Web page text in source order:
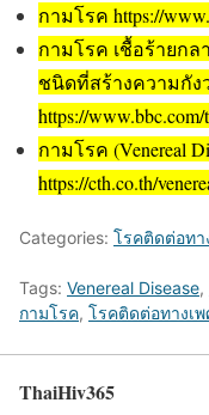
กามโรค https://
กามโรค เชื้อร้ายก
ชนิดที่สร้างความกั
https://www.bbc.com/
กามโรค (Venereal
https://cth.co.th/
Categories: โรคติดต่อท
Tags: Venereal Disease,
กามโรค, โรคติดต่อทางเ
ThaiHiv365